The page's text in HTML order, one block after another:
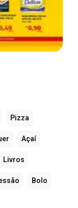
Pizza
Açaí
Livros
Bolo